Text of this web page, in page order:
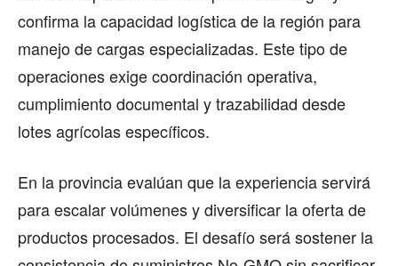
confirma la capacidad logística de la región para
manejo de cargas especializadas. Este tipo de
operaciones exige coordinación operativa,
cumplimiento documental y trazabilidad desde
lotes agrícolas específicos.
En la provincia evalúan que la experiencia servirá
para escalar volúmenes y diversificar la oferta de
productos procesados. El desafío será sostener la